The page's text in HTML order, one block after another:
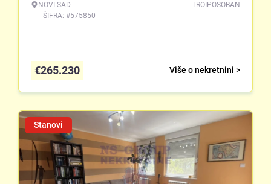
NOVI SAD
ŠIFRA: #575850
TROIPOSOBAN
Više o nekretnini >
€265.230
Stanovi